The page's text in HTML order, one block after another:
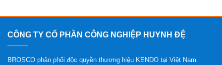
CÔNG TY CỔ PHẦN CÔNG NGHIỆP HUYNH ĐỆ
BROSCO phân phối độc quyền thương hiệu KENDO tại Việt Nam.